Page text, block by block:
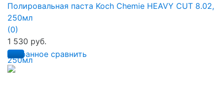
избранное сравнить
Полировальная паста Koch Chemie HEAVY CUT 8.02,
250мл
(0)
1 530 руб.